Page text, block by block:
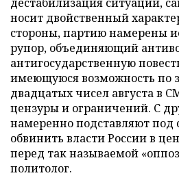
носит двойственный
стороны, партию намерены
рупор, объединяющий
антигосударственную
имеющуюся возможность по
двадцатых чисел августа в
цензуры и ограничений. С
намеренно подставляют под
обвинить власти России в
перед так называемой
политолог.